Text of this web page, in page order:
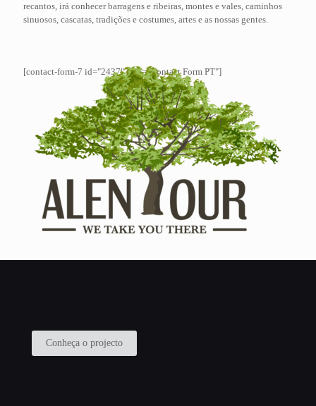
recantos, irá conhecer barragens e ribeiras, montes e vales, caminhos
sinuosos, cascatas, tradições e costumes, artes e as nossas gentes.
[contact-form-7 id="2437" title="Contact Form PT"]
Conheça o projecto